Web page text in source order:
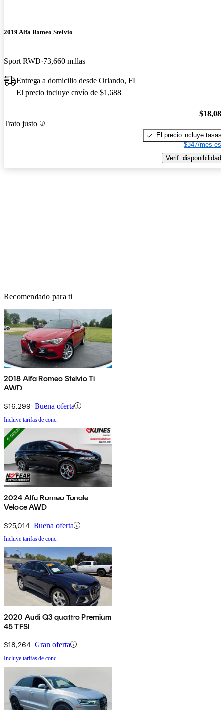
2019 Alfa Romeo Stelvio
Sport RWD 73,660 millas
Entrega a domicilio desde Orlando, FL
El precio incluye envío de $1,688
Trato justo
El precio incluye tasas
$347/mes
Verif. disponibilidad
Recomendado para ti
2018 Alfa Romeo Stelvio Ti
AWD
$16,299 Buena oferta
Incluye tarifas de conc.
2024 Alfa Romeo Tonale
Veloce AWD
$25,014 Buena oferta
Incluye tarifas de conc.
2020 Audi Q3 quattro Premium
45 TFSI
$18,264 Gran oferta
Incluye tarifas de conc.